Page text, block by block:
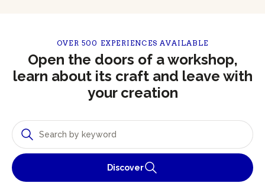
OVER 500 EXPERIENCES AVAILABLE
Open the doors of a workshop,
learn about its craft and leave with
your creation
Discover